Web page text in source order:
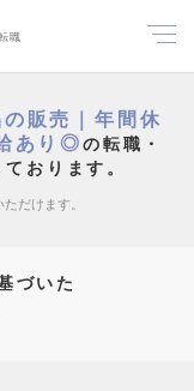
職
の販売｜年間休
あり◎の転職・
おります。
だけます。
づいた